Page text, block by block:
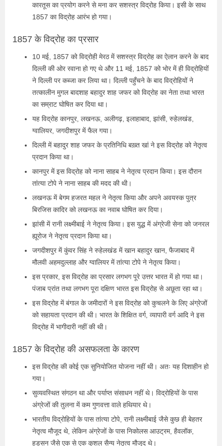
कारतूस का प्रयोग करने से मना कर सशस्त्र विद्रोह किया। इसी के साथ
1857 का विद्रोह आरंभ हो गया।
1857 के विद्रोह का प्रसार
10 मई, 1857 को विद्रोही मेरठ में सशस्त्र विद्रोह का ऐलान करने के बाद
दिल्ली की ओर रवाना हो गए थे और 11 मई, 1857 को भोर में ही विद्रोहियों
ने दिल्ली पर कब्जा कर लिया था। दिल्ली पहुँचने के बाद विद्रोहियों ने
तत्कालीन मुगल बादशाह बहादुर शाह जफर को विद्रोह का नेता तथा भारत
का सम्राट घोषित कर दिया था।
यह विद्रोह कानपुर, लखनऊ, अलीगढ़, इलाहाबाद, झांसी, रुहेलखंड,
ग्वालियर, जगदीशपुर में फैल गया।
दिल्ली में बहादुर शाह जफर के प्रतिनिधि बख़्त खां ने इस विद्रोह को नेतृत्व
प्रदान किया था।
कानपुर में इस विद्रोह को नाना साहब ने नेतृत्व प्रदान किया। इस दौरान
तांत्या टोपे ने नाना साहब की मदद की थी।
लखनऊ में बेगम हजरत महल ने नेतृत्व किया और अपने अवयस्क पुत्र
बिरजिस कादिर को लखनऊ का नवाब घोषित कर दिया।
झांसी में रानी लक्ष्मीबाई ने नेतृत्व किया। इस युद्ध में अंग्रेजी सेना को जनरल
ह्यूरोज ने नेतृत्व प्रदान किया था।
जगदीशपुर में कुंवर सिंह ने रुहेलखंड में खान बहादुर खान, फैजाबाद में
मौलवी अहमदुल्लाह और ग्वालियर में तांत्या टोपे ने नेतृत्व किया।
इस प्रकार, इस विद्रोह का प्रसार लगभग पूरे उत्तर भारत में हो गया था।
पंजाब प्रांत तथा लगभग पूरा दक्षिण भारत इस विद्रोह से अछूता रहा था।
इस विद्रोह में बंगाल के जमीदारों ने इस विद्रोह को कुचलने के लिए अंग्रेजों
को सहायता प्रदान की थी। भारत के शिक्षित वर्ग, व्यापारी वर्ग आदि ने इस
विद्रोह में भागीदारी नहीं की थी।
1857 के विद्रोह की असफलता के कारण
इस विद्रोह की कोई एक सुनियोजित योजना नहीं थी। अतः यह दिशाहीन हो
गया।
सुव्यवस्थित संगठन था और पर्याप्त संसाधन नहीं थे। विद्रोहियों के पास
अंग्रेजों की तुलना में कम गुणवत्ता वाले हथियार थे।
भारतीय विद्रोहियों के पास तांत्या टोपे, रानी लक्ष्मीबाई जैसे कुछ ही बेहतर
नेतृत्व मौजूद थे, लेकिन अंग्रेजों के पास निकोलस आउट्रम, हैवलॉक,
हडसन जैसे एक से एक कुशल सैन्य नेतृत्व मौजूद थे।